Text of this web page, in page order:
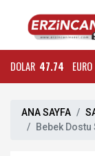
DOLAR 47.74 EURO
ANA SAYFA
Bebek